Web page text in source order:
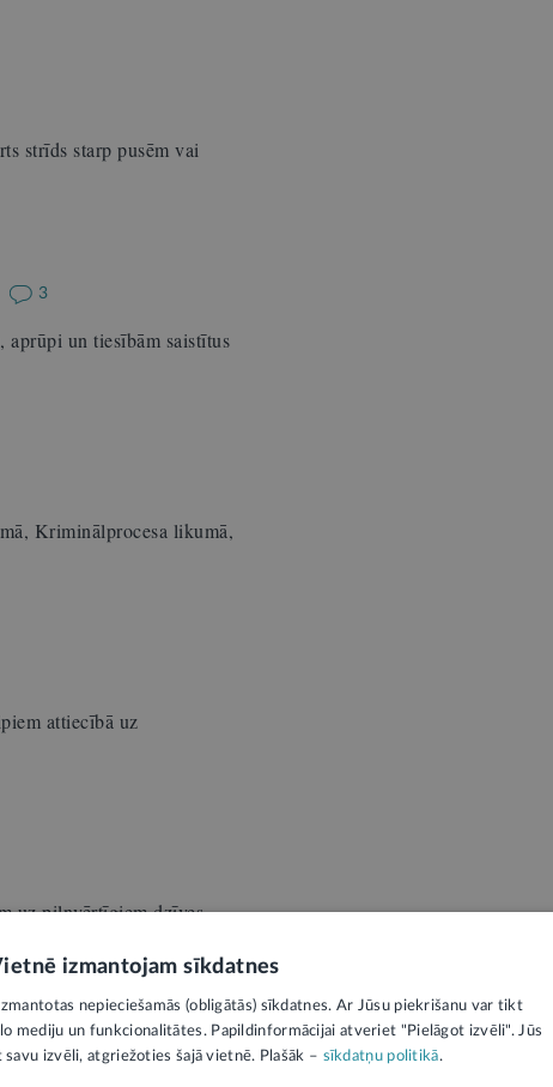
strīds starp pusēm vai
3
aprūpi un tiesībām saistītus
Kriminālprocesa likumā,
attiecībā uz
uz pilnvērtīgiem dzīves
izmantojam sīkdatnes
nepieciešamās (obligātās) sīkdatnes. Ar Jūsu piekrišanu var tikt
mediju un funkcionalitātes. Papildinformācijai atveriet "Pielāgot izvēli". Jūs
izvēli, atgriežoties šajā vietnē. Plašāk – sīkdatņu politikā.